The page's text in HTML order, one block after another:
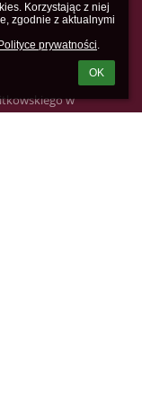
Korzystając z niej
zgodnie z aktualnymi
Polityce prywatności.
OK
w